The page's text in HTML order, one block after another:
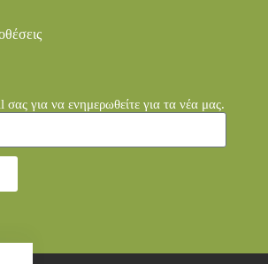
σας για να ενημερωθείτε για τα νέα μας.